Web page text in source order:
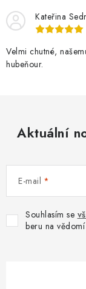
p
v
k
s
Kateřina
Velmi chutné,
hubeňour.
Aktuální
E-mail
Souhlasím se
beru na vědomí